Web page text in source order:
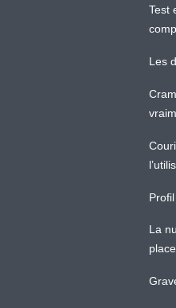
Test
Les
La